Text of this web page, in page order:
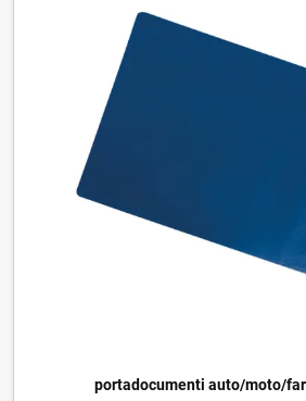
portadocumenti auto/moto/